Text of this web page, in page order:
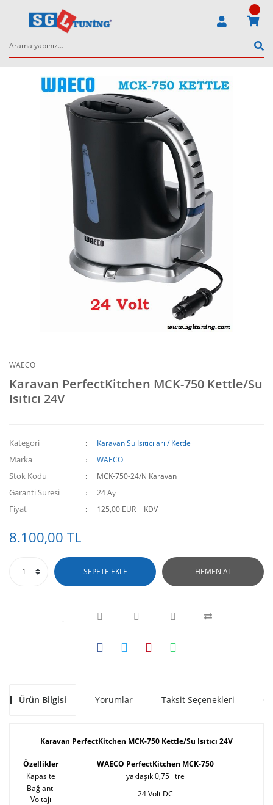
WAECO
Karavan PerfectKitchen MCK-750 Kettle/Su
Isıtıcı 24V
Kategori Karavan Su Isıtıcıları / Kettle
Marka WAECO
Stok Kodu MCK-750-24/N Karavan
Garanti Süresi 24 Ay
Fiyat 125,00 EUR + KDV
8.100,00 TL
SEPETE EKLE HEMEN AL
Ürün Bilgisi Yorumlar Taksit Seçenekleri
Karavan PerfectKitchen MCK-750 Kettle/Su Isıtıcı 24V
Özellikler
WAECO PerfectKitchen MCK-750
Kapasite
yaklaşık 0,75 litre
Bağlantı
Voltajı
24 Volt DC